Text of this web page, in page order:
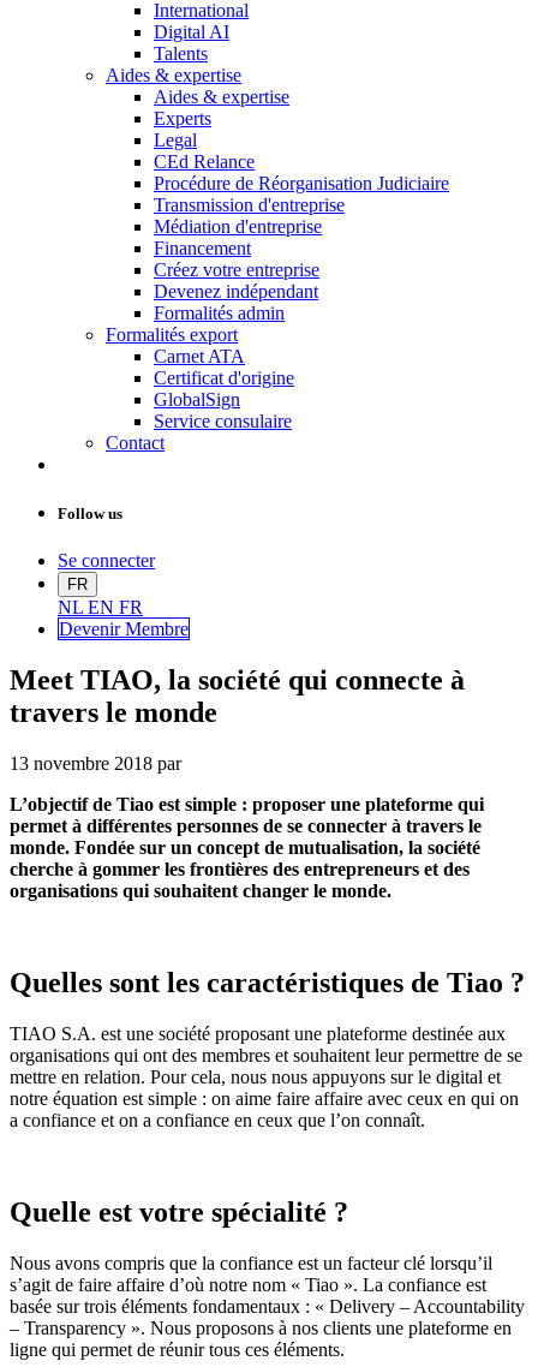
International
Digital AI
Talents
Aides & expertise
Aides & expertise
Experts
Legal
CEd Relance
Procédure de Réorganisation Judiciaire
Transmission d'entreprise
Médiation d'entreprise
Financement
Créez votre entreprise
Devenez indépendant
Formalités admin
Formalités export
Carnet ATA
Certificat d'origine
GlobalSign
Service consulaire
Contact
Follow us
Se connecter
FR
NL EN FR
Devenir Membre
Meet TIAO, la société qui connecte à
travers le monde
13 novembre 2018 par
L’objectif de Tiao est simple : proposer une plateforme qui
permet à différentes personnes de se connecter à travers le
monde. Fondée sur un concept de mutualisation, la société
cherche à gommer les frontières des entrepreneurs et des
organisations qui souhaitent changer le monde.
Quelles sont les caractéristiques de Tiao ?
TIAO S.A. est une société proposant une plateforme destinée aux
organisations qui ont des membres et souhaitent leur permettre de se
mettre en relation. Pour cela, nous nous appuyons sur le digital et
notre équation est simple : on aime faire affaire avec ceux en qui on
a confiance et on a confiance en ceux que l’on connaît.
Quelle est votre spécialité ?
Nous avons compris que la confiance est un facteur clé lorsqu’il
s’agit de faire affaire d’où notre nom « Tiao ». La confiance est
basée sur trois éléments fondamentaux : « Delivery – Accountability
– Transparency ». Nous proposons à nos clients une plateforme en
ligne qui permet de réunir tous ces éléments.